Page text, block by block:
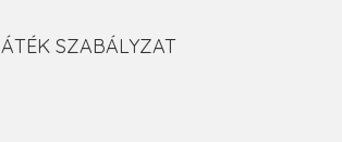
SZABÁLYZAT